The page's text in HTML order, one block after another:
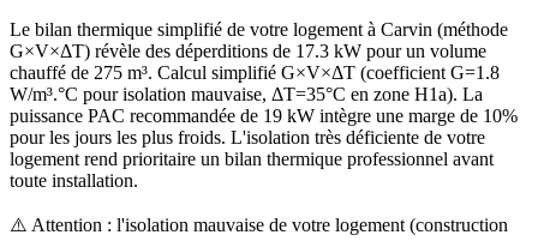
Le bilan thermique simplifié de votre logement à Carvin (méthode
G×V×ΔT) révèle des déperditions de 17.3 kW pour un volume
chauffé de 275 m³. Calcul simplifié G×V×ΔT (coefficient G=1.8
W/m³.°C pour isolation mauvaise, ΔT=35°C en zone H1a). La
puissance PAC recommandée de 19 kW intègre une marge de 10%
pour les jours les plus froids. L'isolation très déficiente de votre
logement rend prioritaire un bilan thermique professionnel avant
toute installation.
⚠️ Attention : l'isolation mauvaise de votre logement (construction